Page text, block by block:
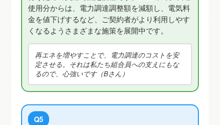
使用分からは、電力調達調整額を減額し、電気料
金を値下げするなど、ご契約者がより利用しやす
くなるようさまざまな施策を展開中です。
再エネを増やすことで、電力調達のコストを安
定させる。それは私たち組合員への支えにもな
るので、心強いです（Bさん）
Q5